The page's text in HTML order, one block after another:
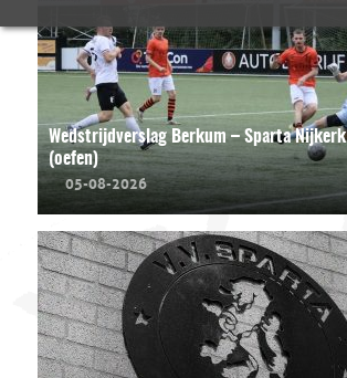
Wedstrijdverslag Berkum – Sparta Nijkerk
(oefen)
05-08-2026